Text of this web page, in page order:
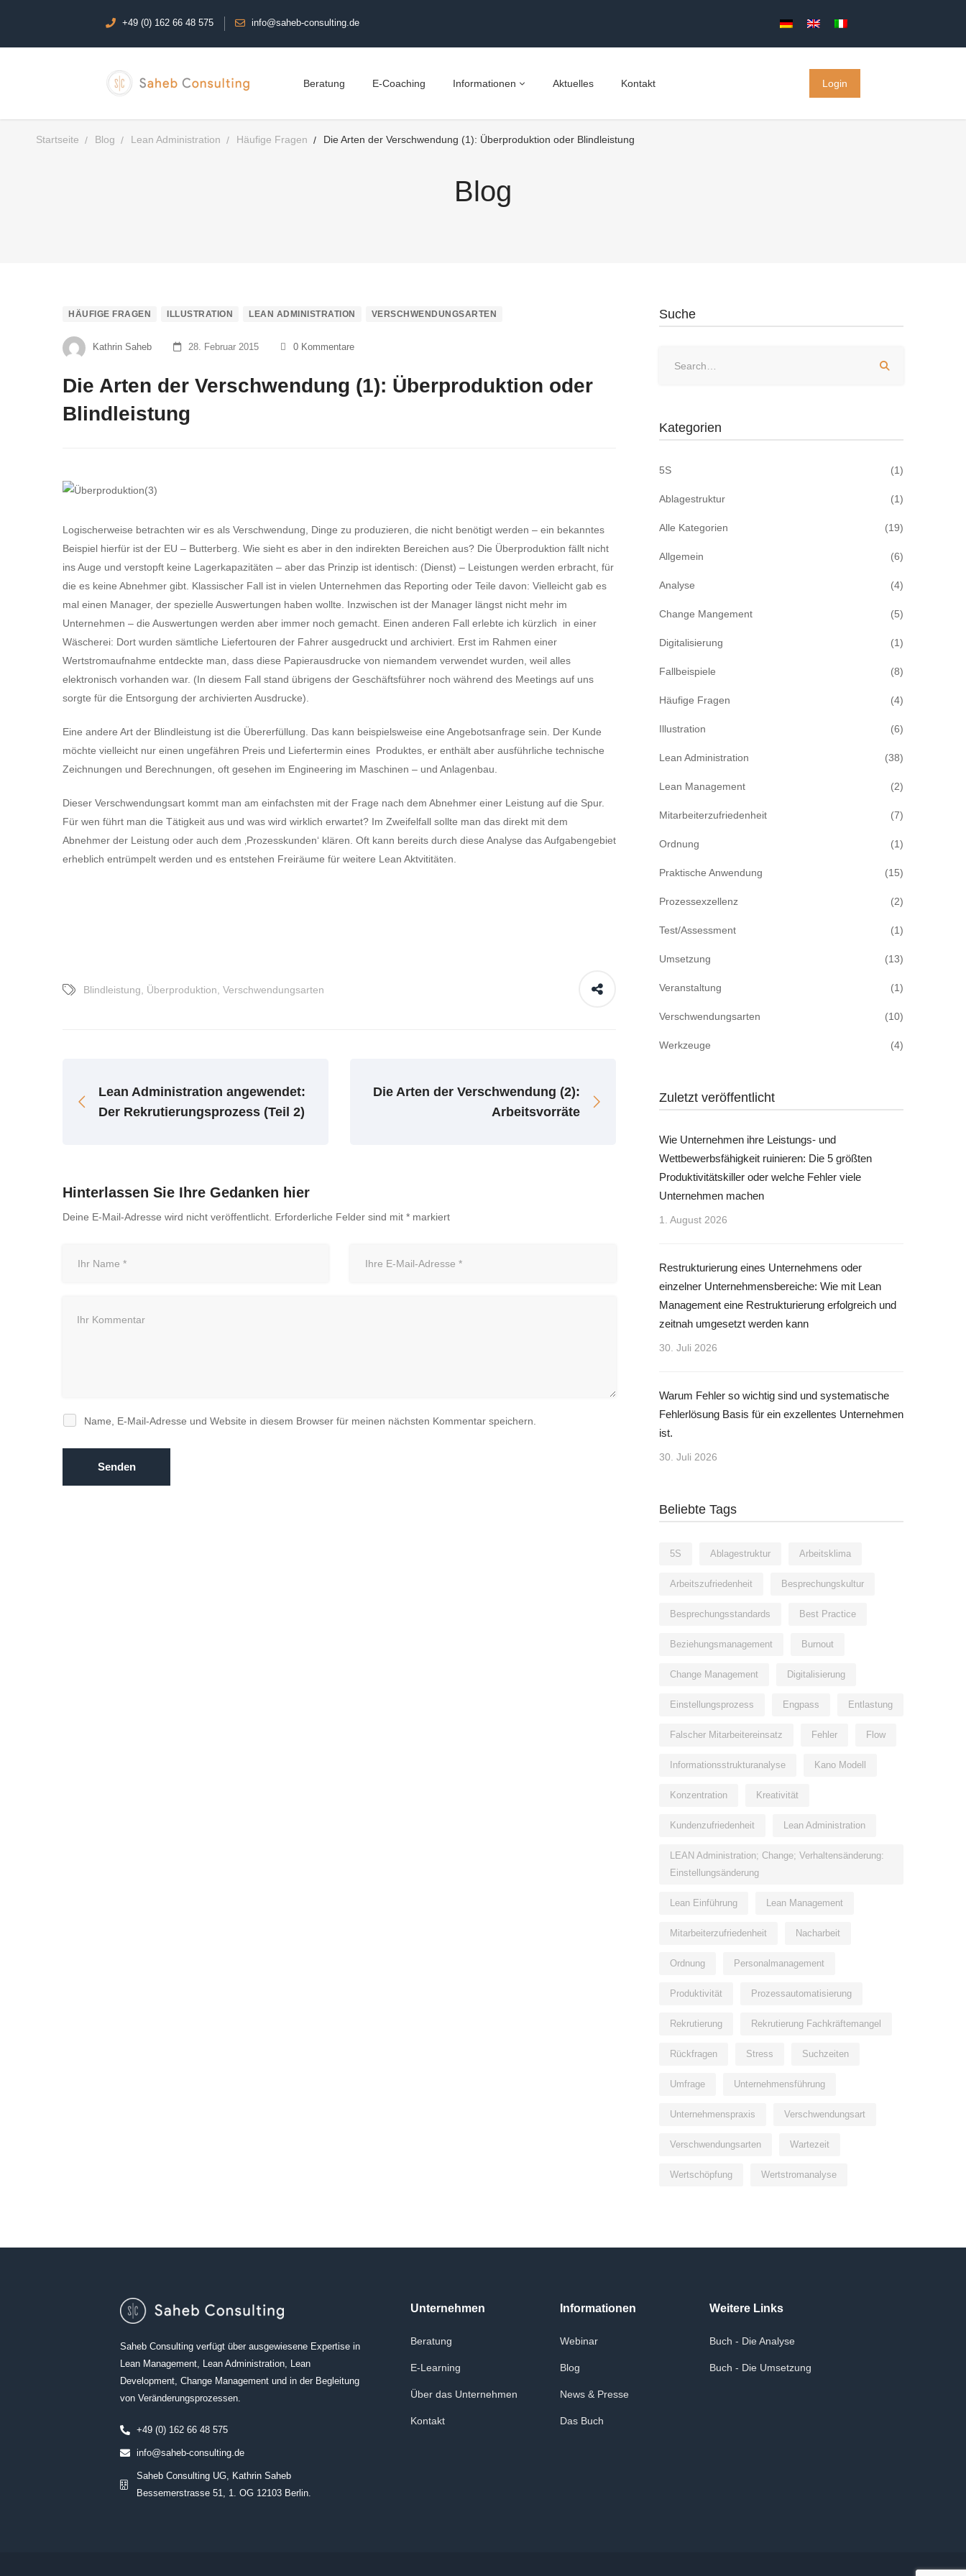
+49 (0) 162 66 48 575 info@saheb-consulting.de
Beratung E-Coaching Informationen Aktuelles Kontakt Login
Startseite Blog Lean Administration Häufige Fragen Die Arten der Verschwendung (1): Überproduktion oder Blindleistung
Blog
HÄUFIGE FRAGEN ILLUSTRATION LEAN ADMINISTRATION VERSCHWENDUNGSARTEN
Kathrin Saheb 28. Februar 2015 0 Kommentare
Die Arten der Verschwendung (1): Überproduktion oder
Blindleistung
Logischerweise betrachten wir es als Verschwendung, Dinge zu produzieren, die nicht benötigt werden – ein bekanntes
Beispiel hierfür ist der EU – Butterberg. Wie sieht es aber in den indirekten Bereichen aus? Die Überproduktion fällt nicht
ins Auge und verstopft keine Lagerkapazitäten – aber das Prinzip ist identisch: (Dienst) – Leistungen werden erbracht, für
die es keine Abnehmer gibt. Klassischer Fall ist in vielen Unternehmen das Reporting oder Teile davon: Vielleicht gab es
mal einen Manager, der spezielle Auswertungen haben wollte. Inzwischen ist der Manager längst nicht mehr im
Unternehmen – die Auswertungen werden aber immer noch gemacht. Einen anderen Fall erlebte ich kürzlich in einer
Wäscherei: Dort wurden sämtliche Liefertouren der Fahrer ausgedruckt und archiviert. Erst im Rahmen einer
Wertstromaufnahme entdeckte man, dass diese Papierausdrucke von niemandem verwendet wurden, weil alles
elektronisch vorhanden war. (In diesem Fall stand übrigens der Geschäftsführer noch während des Meetings auf uns
sorgte für die Entsorgung der archivierten Ausdrucke).
Eine andere Art der Blindleistung ist die Übererfüllung. Das kann beispielsweise eine Angebotsanfrage sein. Der Kunde
möchte vielleicht nur einen ungefähren Preis und Liefertermin eines Produktes, er enthält aber ausführliche technische
Zeichnungen und Berechnungen, oft gesehen im Engineering im Maschinen – und Anlagenbau.
Dieser Verschwendungsart kommt man am einfachsten mit der Frage nach dem Abnehmer einer Leistung auf die Spur.
Für wen führt man die Tätigkeit aus und was wird wirklich erwartet? Im Zweifelfall sollte man das direkt mit dem
Abnehmer der Leistung oder auch dem ‚Prozesskunden‘ klären. Oft kann bereits durch diese Analyse das Aufgabengebiet
erheblich entrümpelt werden und es entstehen Freiräume für weitere Lean Aktvititäten.
Blindleistung Überproduktion Verschwendungsarten
Lean Administration angewendet:
Der Rekrutierungsprozess (Teil 2)
Die Arten der Verschwendung (2):
Arbeitsvorräte
Hinterlassen Sie Ihre Gedanken hier
Deine E-Mail-Adresse wird nicht veröffentlicht. Erforderliche Felder sind mit * markiert
Name, E-Mail-Adresse und Website in diesem Browser für meinen nächsten Kommentar speichern.
Suche
Kategorien
5S (1)
Ablagestruktur (1)
Alle Kategorien (19)
Allgemein (6)
Analyse (4)
Change Mangement (5)
Digitalisierung (1)
Fallbeispiele (8)
Häufige Fragen (4)
Illustration (6)
Lean Administration (38)
Lean Management (2)
Mitarbeiterzufriedenheit (7)
Ordnung (1)
Praktische Anwendung (15)
Prozessexzellenz (2)
Test/Assessment (1)
Umsetzung (13)
Veranstaltung (1)
Verschwendungsarten (10)
Werkzeuge (4)
Zuletzt veröffentlicht
Wie Unternehmen ihre Leistungs- und
Wettbewerbsfähigkeit ruinieren: Die 5 größten
Produktivitätskiller oder welche Fehler viele
Unternehmen machen
1. August 2026
Restrukturierung eines Unternehmens oder
einzelner Unternehmensbereiche: Wie mit Lean
Management eine Restrukturierung erfolgreich und
zeitnah umgesetzt werden kann
30. Juli 2026
Warum Fehler so wichtig sind und systematische
Fehlerlösung Basis für ein exzellentes Unternehmen
ist.
30. Juli 2026
Beliebte Tags
5S Ablagestruktur Arbeitsklima
Arbeitszufriedenheit Besprechungskultur
Besprechungsstandards Best Practice
Beziehungsmanagement Burnout
Change Management Digitalisierung
Einstellungsprozess Engpass Entlastung
Falscher Mitarbeitereinsatz Fehler Flow
Informationsstrukturanalyse Kano Modell
Konzentration Kreativität
Kundenzufriedenheit Lean Administration
LEAN Administration; Change; Verhaltensänderung:
Einstellungsänderung
Lean Einführung Lean Management
Mitarbeiterzufriedenheit Nacharbeit
Ordnung Personalmanagement
Produktivität Prozessautomatisierung
Rekrutierung Rekrutierung Fachkräftemangel
Rückfragen Stress Suchzeiten
Umfrage Unternehmensführung
Unternehmenspraxis Verschwendungsart
Verschwendungsarten Wartezeit
Wertschöpfung Wertstromanalyse
Saheb Consulting verfügt über ausgewiesene Expertise in
Lean Management, Lean Administration, Lean
Development, Change Management und in der Begleitung
von Veränderungsprozessen.
+49 (0) 162 66 48 575
info@saheb-consulting.de
Saheb Consulting UG, Kathrin Saheb
Bessemerstrasse 51, 1. OG 12103 Berlin.
Unternehmen
Beratung
E-Learning
Über das Unternehmen
Kontakt
Informationen
Webinar
Blog
News & Presse
Das Buch
Weitere Links
Buch - Die Analyse
Buch - Die Umsetzung